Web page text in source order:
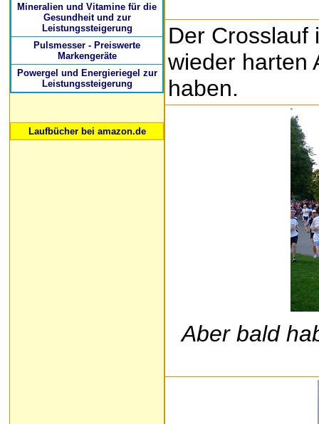
Mineralien und Vitamine für die
Gesundheit und zur
Leistungssteigerung
Pulsmesser - Preiswerte
Markengeräte
Powergel und Energieriegel zur
Leistungssteigerung
Laufbücher bei amazon.de
Der Crosslauf
wieder harten
haben.
Aber bald